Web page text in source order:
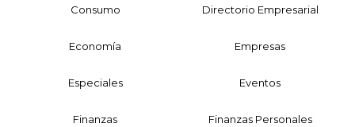
Consumo Directorio Empresarial
Economía Empresas
Especiales Eventos
Finanzas Finanzas Personales